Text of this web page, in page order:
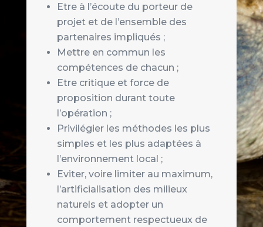
Etre à l’écoute du porteur de
projet et de l’ensemble des
partenaires impliqués ;
Mettre en commun les
compétences de chacun ;
Etre critique et force de
proposition durant toute
l’opération ;
Privilégier les méthodes les plus
simples et les plus adaptées à
l’environnement local ;
Eviter, voire limiter au maximum,
l’artificialisation des milieux
naturels et adopter un
comportement respectueux de